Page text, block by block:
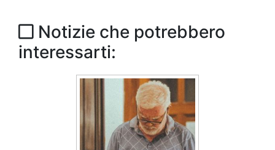
Notizie che potrebbero
interessarti: